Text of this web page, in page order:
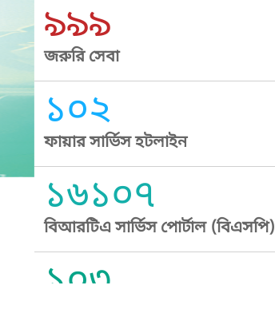
৯৯৯
জরুরি সেবা
১০২
ফায়ার সার্ভিস হটলাইন
১৬১০৭
বিআরটিএ সার্ভিস পোর্টাল (বিএসপি)
১০৩